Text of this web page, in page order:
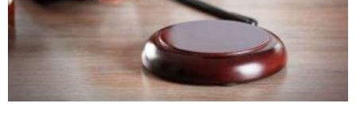
जीवनशैली
साहित्य
सूचना-